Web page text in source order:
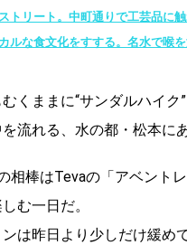
トリート。中町通りで工芸品に
ルな食文化をすする。名水で喉
くままに“サンダルハイ
流れる、水の都・松本にあ
相棒はTevaの「アベント
む一日だ。
は昨日より少しだけ緩め